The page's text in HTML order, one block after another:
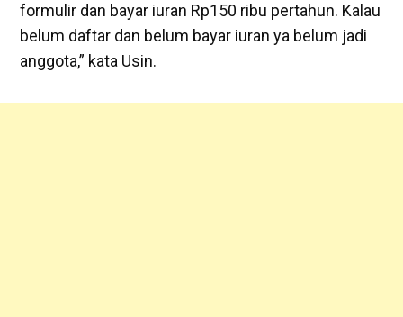
formulir dan bayar iuran Rp150 ribu pertahun. Kalau
belum daftar dan belum bayar iuran ya belum jadi
anggota,” kata Usin.